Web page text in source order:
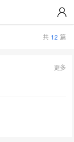
共 12 篇
更多